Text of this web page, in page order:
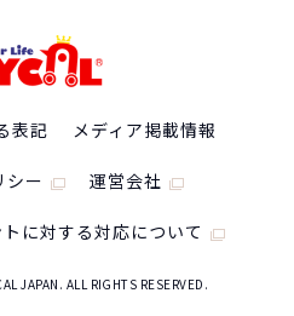
ローン
税込
円
ペック
ード
Grade
重量
表記 メディア掲載情報
シー 運営会社
に対する対応について
JAPAN. ALL RIGHTS RESERVED.